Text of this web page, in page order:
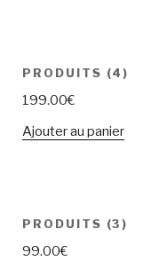
PRODUITS (4)
199.00€
Ajouter au panier
PRODUITS (3)
99.00€